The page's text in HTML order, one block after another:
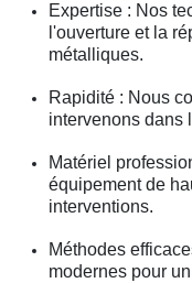
Expertise : Nos
l'ouverture et la
métalliques.
Rapidité : Nous
intervenons dans
Matériel
équipement de
interventions.
Méthodes
modernes pour